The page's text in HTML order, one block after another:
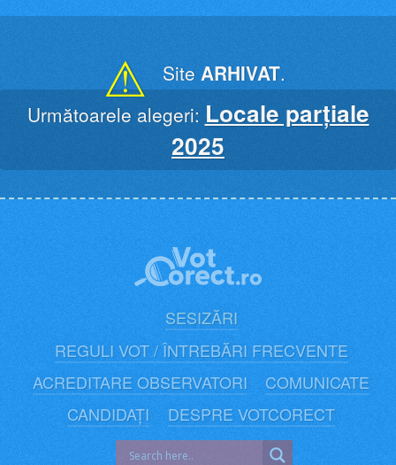
⚠ Site ARHIVAT.
Următoarele alegeri: Locale parțiale
2025
SESIZĂRI
REGULI VOT / ÎNTREBĂRI FRECVENTE
ACREDITARE OBSERVATORI
COMUNICATE
CANDIDAȚI
DESPRE VOTCORECT